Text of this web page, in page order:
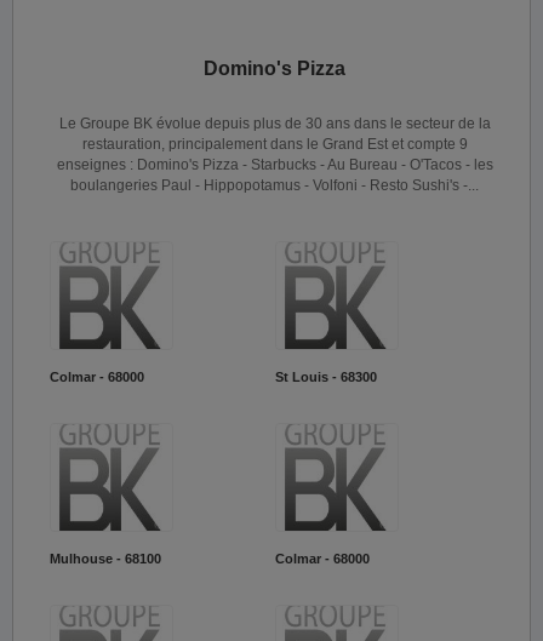
Domino's Pizza
Le Groupe BK évolue depuis plus de 30 ans dans le secteur de la
restauration, principalement dans le Grand Est et compte 9
enseignes : Domino's Pizza - Starbucks - Au Bureau - O'Tacos - les
boulangeries Paul - Hippopotamus - Volfoni - Resto Sushi's -...
Colmar - 68000 St Louis - 68300
Mulhouse - 68100 Colmar - 68000